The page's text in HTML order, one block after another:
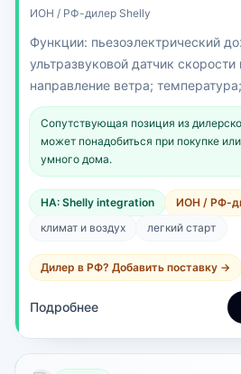
ИОН / РФ-дилер Shelly
Функции: пьезоэлектрический
ультразвуковой датчик
направление ветра;
интенсивность солнечного
Сопутствующая позиция из
может понадобиться при покупке
умного дома.
HA: Shelly integration
ИОН / РФ-
климат и воздух
легкий старт
Дилер в РФ? Добавить поставку →
Подробнее